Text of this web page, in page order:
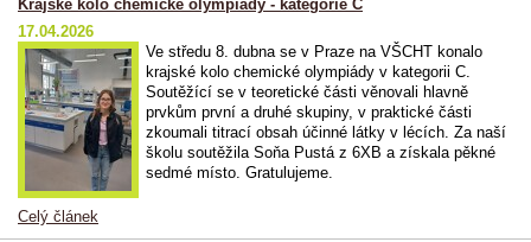
Krajské kolo chemické olympiády - kategorie C
17.04.2026
Ve středu 8. dubna se v Praze na VŠCHT konalo
krajské kolo chemické olympiády v kategorii C.
Soutěžící se v teoretické části věnovali hlavně
prvkům první a druhé skupiny, v praktické části
zkoumali titrací obsah účinné látky v lécích. Za naší
školu soutěžila Soňa Pustá z 6XB a získala pěkné
sedmé místo. Gratulujeme.
Celý článek